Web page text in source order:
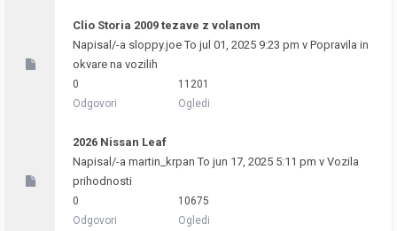
Clio Storia 2009 tezave z volanom
Napisal/-a sloppy.joeTo jul 01, 2025 9:23 pm v Popravila in
okvare na vozilih
0
Odgovori
11201
Ogledi
2026 Nissan Leaf
Napisal/-a martin_krpan To jun 17, 2025 5:11 pm v Vozila
prihodnosti
0
Odgovori
10675
Ogledi